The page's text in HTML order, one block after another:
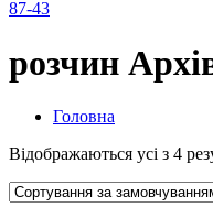
87-43
розчин
Головна
Відображаються усі з 4